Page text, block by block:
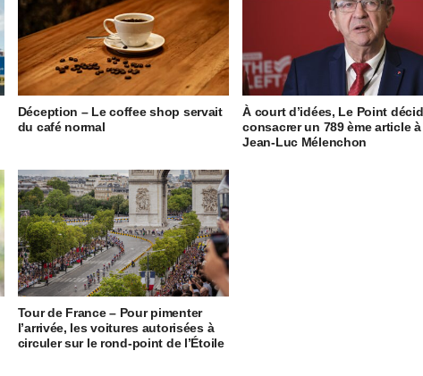
Déception – Le coffee shop servait
du café normal
À court d’idées, Le Point
consacrer un 789 ème article à
Jean-Luc Mélenchon
Tour de France – Pour pimenter
l’arrivée, les voitures autorisées à
circuler sur le rond-point de l’Étoile